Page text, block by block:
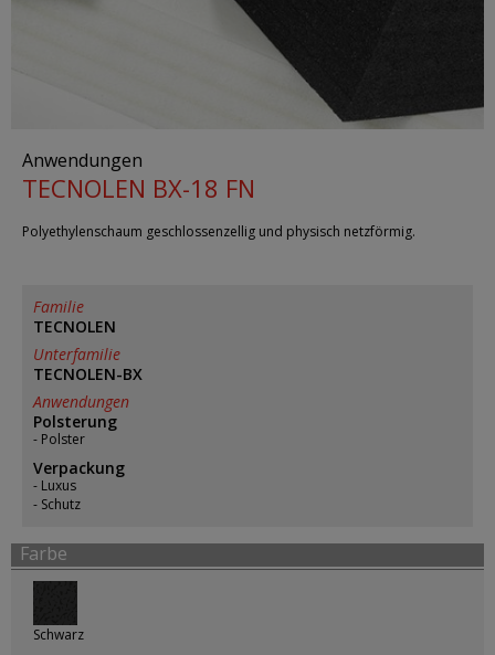
Anwendungen
TECNOLEN BX-18 FN
Polyethylenschaum geschlossenzellig und physisch netzförmig.
Familie
TECNOLEN
Unterfamilie
TECNOLEN-BX
Anwendungen
Polsterung
Polster
Verpackung
Luxus
Schutz
Farbe
Schwarz